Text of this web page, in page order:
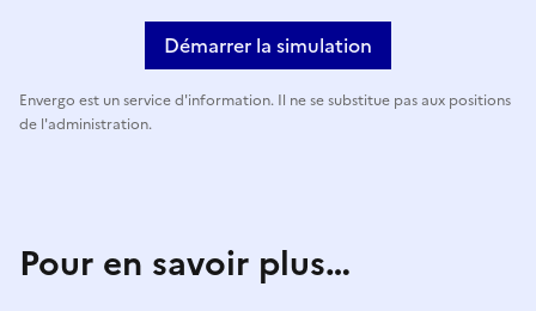
Démarrer la simulation
Envergo est un service d'information. Il ne se substitue pas aux positions
de l'administration.
Pour en savoir plus…